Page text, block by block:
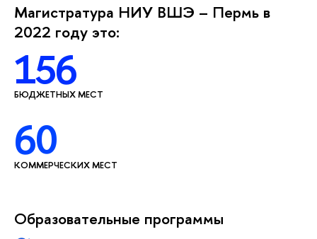
Магистратура НИУ ВШЭ – Пермь в
2022 году это:
156
БЮДЖЕТНЫХ МЕСТ
60
КОММЕРЧЕСКИХ МЕСТ
Образовательные программы